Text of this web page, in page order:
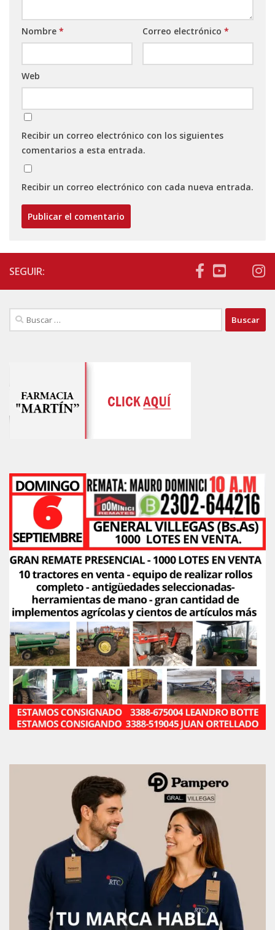
Nombre * Correo electrónico *
Web
Recibir un correo electrónico con los siguientes
comentarios a esta entrada.
Recibir un correo electrónico con cada nueva entrada.
SEGUIR:
Buscar: